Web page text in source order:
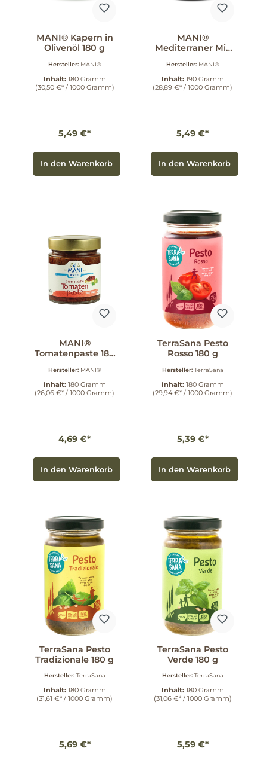
MANI® Kapern in
Olivenöl 180 g
Hersteller: MANI®
Inhalt: 180 Gramm
(30,50 €* / 1000 Gramm)
5,49 €*
In den Warenkorb
MANI®
Mediterraner Mix
Hersteller: MANI®
Inhalt: 190 Gramm
(28,89 €* / 1000 Gramm)
5,49 €*
In den Warenkorb
MANI®
Tomatenpaste 180
Hersteller: MANI®
Inhalt: 180 Gramm
(26,06 €* / 1000 Gramm)
4,69 €*
In den Warenkorb
TerraSana Pesto
Rosso 180 g
Hersteller: TerraSana
Inhalt: 180 Gramm
(29,94 €* / 1000 Gramm)
5,39 €*
In den Warenkorb
TerraSana Pesto
Tradizionale 180 g
Hersteller: TerraSana
Inhalt: 180 Gramm
(31,61 €* / 1000 Gramm)
5,69 €*
TerraSana Pesto
Verde 180 g
Hersteller: TerraSana
Inhalt: 180 Gramm
(31,06 €* / 1000 Gramm)
5,59 €*